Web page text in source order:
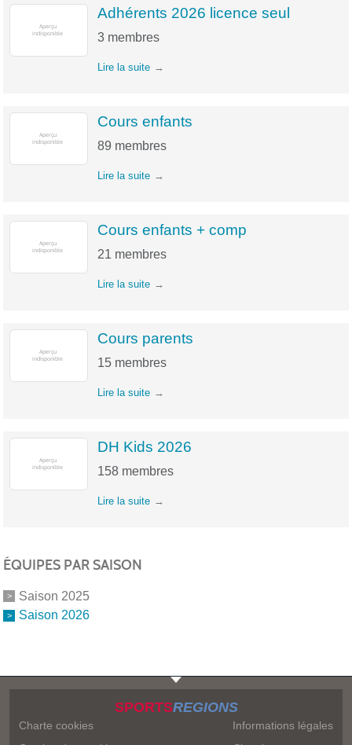
Adhérents 2026 licence seul
3 membres
Lire la suite
Cours enfants
89 membres
Lire la suite
Cours enfants + comp
21 membres
Lire la suite
Cours parents
15 membres
Lire la suite
DH Kids 2026
158 membres
Lire la suite
ÉQUIPES PAR SAISON
Saison 2025
Saison 2026
SPORTSREGIONS
Charte cookies
Informations légales